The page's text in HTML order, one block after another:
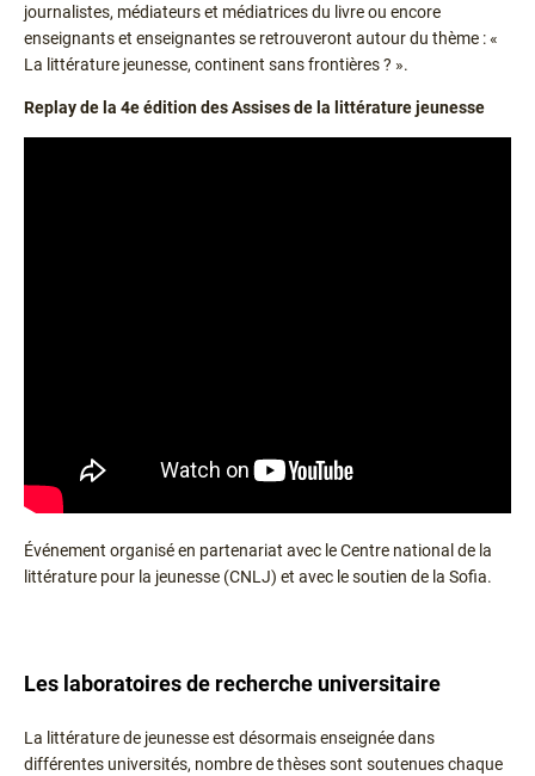
journalistes, médiateurs et médiatrices du livre ou encore
enseignants et enseignantes se retrouveront autour du thème : «
La littérature jeunesse, continent sans frontières ? ».
Replay de la 4e édition des Assises de la littérature jeunesse
Événement organisé en partenariat avec le Centre national de la
littérature pour la jeunesse (CNLJ) et avec le soutien de la Sofia.
Les laboratoires de recherche universitaire
La littérature de jeunesse est désormais enseignée dans
différentes universités, nombre de thèses sont soutenues chaque